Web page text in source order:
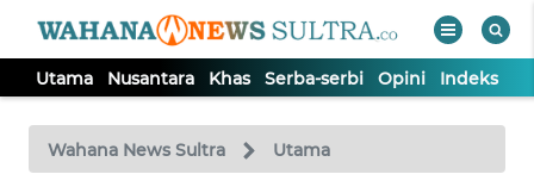
Utama Nusantara Khas Serba-serbi Opini Indeks
Wahana News Sultra Utama
TV
Tutup